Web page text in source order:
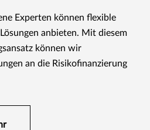
Experten können flexible
anbieten. Mit diesem
können wir
an die Risikofinanzierung